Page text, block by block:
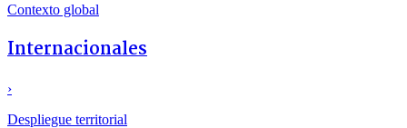
Contexto global
Internacionales
›
Despliegue territorial